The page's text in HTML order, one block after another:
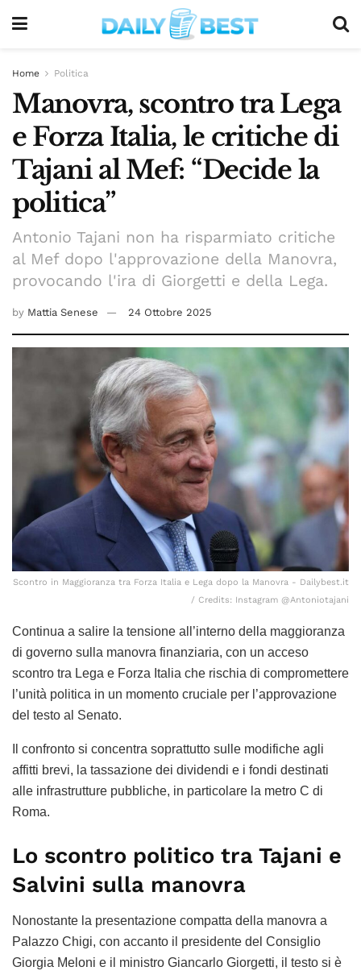
Home Politica
Manovra, scontro tra Lega
e Forza Italia, le critiche di
Tajani al Mef: “Decide la
politica”
Antonio Tajani non ha risparmiato critiche
al Mef dopo l'approvazione della Manovra,
provocando l'ira di Giorgetti e della Lega.
by Mattia Senese 24 Ottobre 2025
Scontro in Maggioranza tra Forza Italia e Lega dopo la Manovra - Dailybest.it
/ Credits: Instagram @Antoniotajani
Continua a salire la tensione all’interno della maggioranza
di governo sulla manovra finanziaria, con un acceso
scontro tra Lega e Forza Italia che rischia di compromettere
l’unità politica in un momento cruciale per l’approvazione
del testo al Senato.
Il confronto si concentra soprattutto sulle modifiche agli
affitti brevi, la tassazione dei dividendi e i fondi destinati
alle infrastrutture pubbliche, in particolare la metro C di
Roma.
Lo scontro politico tra Tajani e
Salvini sulla manovra
Nonostante la presentazione compatta della manovra a
Palazzo Chigi, con accanto il presidente del Consiglio
Giorgia Meloni e il ministro Giancarlo Giorgetti, il testo si è